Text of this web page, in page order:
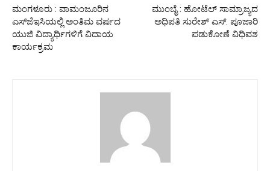
ಮಂಗಳೂರು : ವಾಮಂಜೂರಿನ
ಎಸ್‌ಜೆಇಸಿಯಲ್ಲಿ ಅಂತಿಮ ವರ್ಷದ
ಯುಜಿ ವಿದ್ಯಾರ್ಥಿಗಳಿಗೆ ವಿದಾಯ
ಕಾರ್ಯಕ್ರಮ
ಮುಂಬೈ : ಹೋಟೆಲ್ ಸಾಮ್ರಾಜ್ಯದ
ಅಧಿಪತಿ ಸುರೇಶ್ ಎಸ್. ಪೂಜಾರಿ
ಪಡುಕೋಣೆ ವಿಧಿವಶ